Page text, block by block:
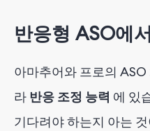
반응형 ASO에
아마추어와 프로의
라 반응 조정 능력 에 있
기다려야 하는지 아는